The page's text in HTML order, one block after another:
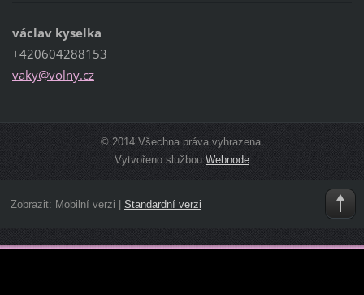
václav kyselka
+420604288153
vaky@volny.cz
© 2014 Všechna práva vyhrazena.
Vytvořeno službou Webnode
Zobrazit: Mobilní verzi Standardní verzi